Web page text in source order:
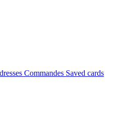
Commandes Saved cards